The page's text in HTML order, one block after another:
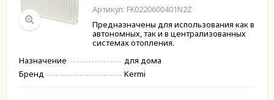
Артикул: FK0220600401N2Z
Предназначены для использования как в
автономных, так и в централизованных
системах отопления.
Назначение
для дома
Бренд
Kermi